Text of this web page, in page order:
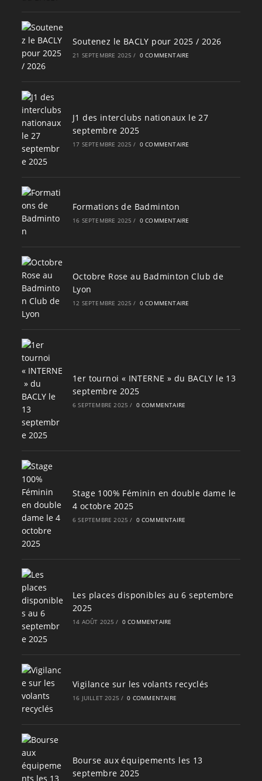
Soutenez le BACLY pour 2025 / 2026
21 SEPTEMBRE 2025 / 0 COMMENTAIRE
J1 des interclubs nationaux le 27
septembre 2025
17 SEPTEMBRE 2025 / 0 COMMENTAIRE
Formations de Badminton
16 SEPTEMBRE 2025 / 0 COMMENTAIRE
Octobre Rose au Badminton Club de
Lyon
12 SEPTEMBRE 2025 / 0 COMMENTAIRE
1er tournoi « INTERNE » du BACLY le 13
septembre 2025
6 SEPTEMBRE 2025 / 0 COMMENTAIRE
Stage 100% Féminin en double dame le
4 octobre 2025
6 SEPTEMBRE 2025 / 0 COMMENTAIRE
Les places disponibles au 6 septembre
2025
14 AOÛT 2025 / 0 COMMENTAIRE
Vigilance sur les volants recyclés
16 JUILLET 2025 / 0 COMMENTAIRE
Bourse aux équipements les 13
septembre 2025